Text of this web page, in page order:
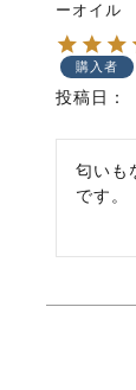
ーオイル
購入者
投稿日
匂いも
です。